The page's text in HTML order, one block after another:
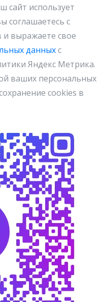
сайт использует
соглашаетесь с
и выражаете свое
данныхс
Яндекс Метрика.
ваших персональных
cookies в